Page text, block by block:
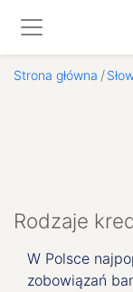
Strona główna
Rodzaje
W Polsce
zobowiązań
Second